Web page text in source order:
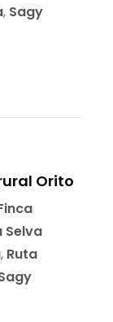
, Sagy
Orito
Selva
, Ruta